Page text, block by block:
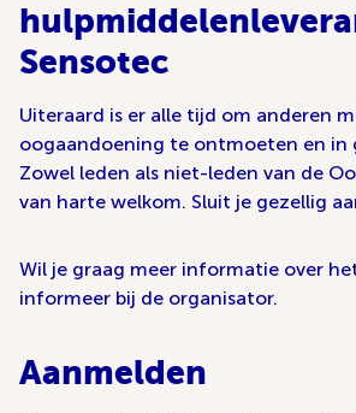
Sensotec
Uiteraard is er alle tijd om anderen
oogaandoening te ontmoeten en in
Zowel leden als niet-leden van de
van harte welkom. Sluit je gezellig
Wil je graag meer informatie over
informeer bij de organisator.
Aanmelden